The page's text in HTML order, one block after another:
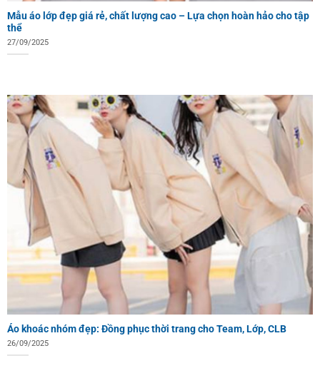
Mẫu áo lớp đẹp giá rẻ, chất lượng cao – Lựa chọn hoàn hảo cho tập
thể
27/09/2025
Áo khoác nhóm đẹp: Đồng phục thời trang cho Team, Lớp, CLB
26/09/2025